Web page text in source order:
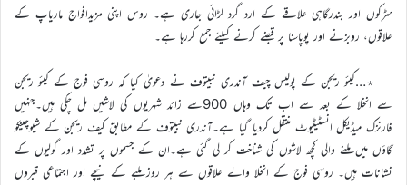
سڑکوں اور بندرگاہی علاقے کے ارد گرد لڑائی جاری ہے۔ روس اپنی مزیدافواج ماریاپ کے
علاقوں، روبزنے اور پوپاسنا پر قبضے کرنے کیلئے جمع کررہا ہے۔
٭…کیئو ریجن کے پولیس چیف آندری نبیتوف نے دعویٰ کیا کہ روسی فوج کے کیئو ریجن
سے انخلا کے بعد سے اب تک وہاں 900سے زائد شہریوں کی لاشیں مل چکی ہیں۔جنہیں
فارنزک میڈیکل انسٹیٹیوٹ منتقل کردیا گیا ہے۔آندری نبیتوف کے مطابق کیف ریجن کے شیوچینکو
گاؤں میں ملنے والی کچھ لاشوں کی شناخت کر لی گئی ہے۔ان کے جسموں پر تشدد اور گولیوں کے
نشانات ہیں۔ روسی فوج کے انخلا والے علاقوں سے ہر روز ملبے کے نیچے اور اجتماعی قبروں